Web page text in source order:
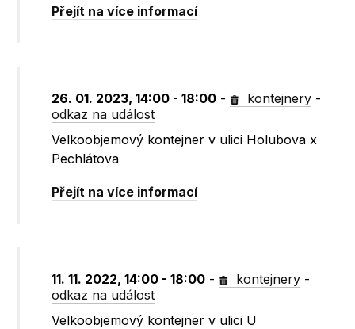
Přejít na více informací
26. 01. 2023, 14:00 - 18:00 - kontejnery -
odkaz na událost
Velkoobjemový kontejner v ulici Holubova x
Pechlátova
Přejít na více informací
11. 11. 2022, 14:00 - 18:00 - kontejnery -
odkaz na událost
Velkoobjemový kontejner v ulici U